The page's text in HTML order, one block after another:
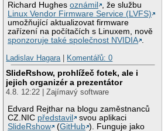
Richard Hughesoznámil
, že službu
Linux Vendor Firmware Service (LVFS)
umožňující aktualizovat firmware
zařízení na počítačích s Linuxem, nově
sponzoruje také společnost NVIDIA .
Ladislav Hagara | Komentářů: 0
SlideRshow, prohlížeč fotek, ale i
jejich organizér a prezentátor
4.8. 12:22 | Zajímavý software
Edvard Rejthar na blogu zaměstnanců
CZ.NIC představil
svou aplikaci
SlideRshow
(GitHub ). Funguje jako